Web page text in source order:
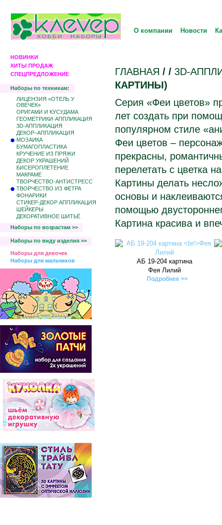
О компании Новости
НОВИНКИ
ХИТЫ ПРОДАЖ
СПЕЦПРЕДЛОЖЕНИЕ
Наборы по техникам:
ЛИЦЕНЗИЯ «ОТЕЛЬ У
ОВЕЧЕК»
ОРИГАМИ И КУСУДАМА
ГЕОМЕТРИКИ-АППЛИКАЦИЯ
3D-АППЛИКАЦИЯ
ДЕКОР–АППЛИКАЦИЯ
МОЗАИКА
БУМАГОПЛАСТИКА
КРУЧЕНИЕ ИЗ ПРЯЖИ
ДЕКОР УКРАШЕНИЙ
БИCЕРОПЛЕТЕНИЕ
МАКРАМЕ
ТВОРЧЕСТВО-АНТИСТРЕСС
ТВОРЧЕСТВО ИЗ ФЕТРА
ФОНАРИКИ
СТИКЕР-ДЕКОР АППЛИКАЦИЯ
ШЕЙКЕРЫ
ДЕКОРАТИВНОЕ ШИТЬЁ
Наборы по возрастам >>
Наборы по виду изделия >>
Наборы для девочек
Наборы для мальчиков
ГЛАВНАЯ / / 3D-
КАРТИНЫ)
Серия «Феи цветов»
лет создать при
популярном стиле
Феи цветов –
прекрасны,
перелетать с цветка
Картины делать
основы и
помощью
Картина красива и
АБ 19-204 картина
Фея Лилий
Подробнее >>